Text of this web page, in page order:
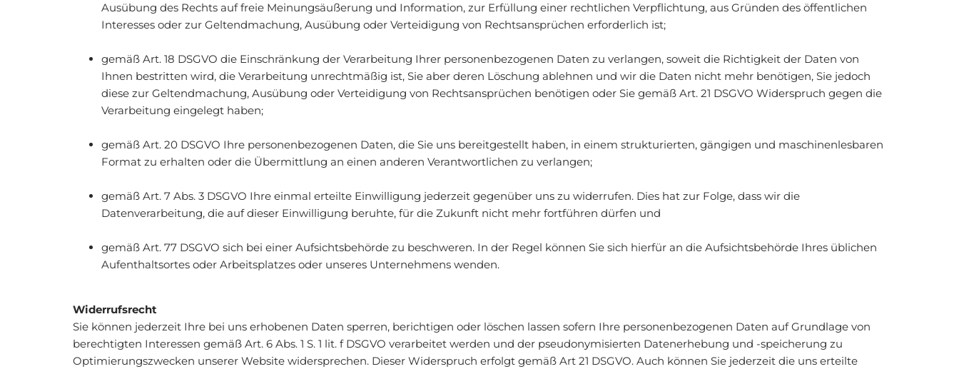
Ausübung des Rechts auf freie Meinungsäußerung und Information, zur Erfüllung einer rechtlichen Verpflichtung, aus Gründen des öffentlichen
Interesses oder zur Geltendmachung, Ausübung oder Verteidigung von Rechtsansprüchen erforderlich ist;
gemäß Art. 18 DSGVO die Einschränkung der Verarbeitung Ihrer personenbezogenen Daten zu verlangen, soweit die Richtigkeit der Daten von
Ihnen bestritten wird, die Verarbeitung unrechtmäßig ist, Sie aber deren Löschung ablehnen und wir die Daten nicht mehr benötigen, Sie jedoch
diese zur Geltendmachung, Ausübung oder Verteidigung von Rechtsansprüchen benötigen oder Sie gemäß Art. 21 DSGVO Widerspruch gegen die
Verarbeitung eingelegt haben;
gemäß Art. 20 DSGVO Ihre personenbezogenen Daten, die Sie uns bereitgestellt haben, in einem strukturierten, gängigen und maschinenlesbaren
Format zu erhalten oder die Übermittlung an einen anderen Verantwortlichen zu verlangen;
gemäß Art. 7 Abs. 3 DSGVO Ihre einmal erteilte Einwilligung jederzeit gegenüber uns zu widerrufen. Dies hat zur Folge, dass wir die
Datenverarbeitung, die auf dieser Einwilligung beruhte, für die Zukunft nicht mehr fortführen dürfen und
gemäß Art. 77 DSGVO sich bei einer Aufsichtsbehörde zu beschweren. In der Regel können Sie sich hierfür an die Aufsichtsbehörde Ihres üblichen
Aufenthaltsortes oder Arbeitsplatzes oder unseres Unternehmens wenden.
Widerrufsrecht
Sie können jederzeit Ihre bei uns erhobenen Daten sperren, berichtigen oder löschen lassen sofern Ihre personenbezogenen Daten auf Grundlage von
berechtigten Interessen gemäß Art. 6 Abs. 1 S. 1 lit. f DSGVO verarbeitet werden und der pseudonymisierten Datenerhebung und -speicherung zu
Optimierungszwecken unserer Website widersprechen. Dieser Widerspruch erfolgt gemäß Art 21 DSGVO. Auch können Sie jederzeit die uns erteilte